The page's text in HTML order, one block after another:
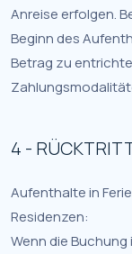
Anreise erfolgen.
Beginn des
Betrag zu
4 -
Aufenthalte in
Residenzen:
Wenn die